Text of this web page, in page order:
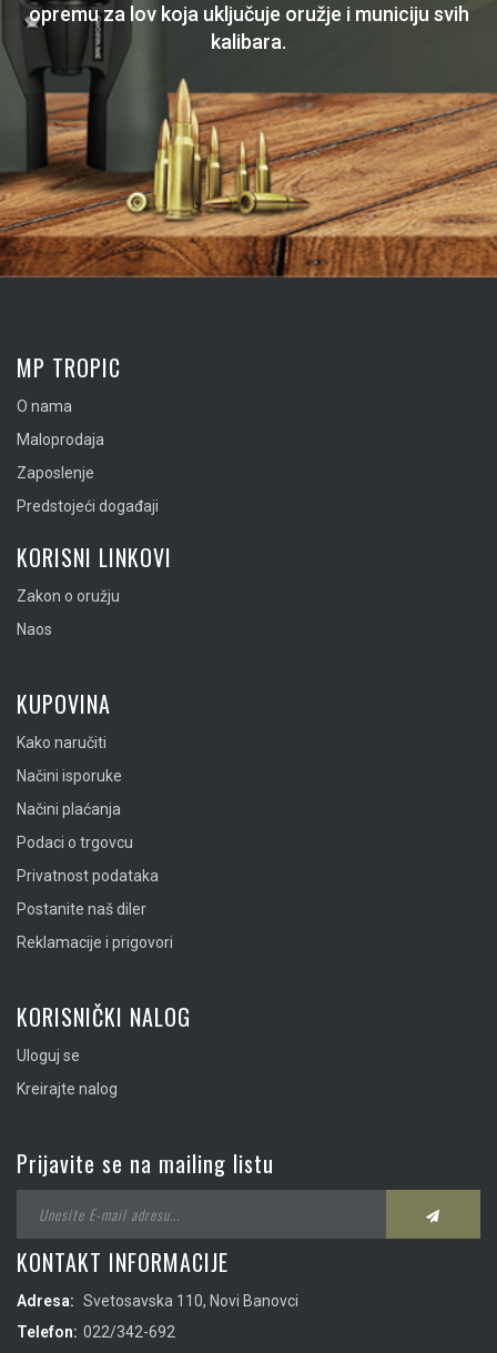
opremu za lov koja uključuje oružje i municiju svih
kalibara.
MP TROPIC
O nama
Maloprodaja
Zaposlenje
Predstojeći događaji
KORISNI LINKOVI
Zakon o oružju
Naos
KUPOVINA
Kako naručiti
Načini isporuke
Načini plaćanja
Podaci o trgovcu
Privatnost podataka
Postanite naš diler
Reklamacije i prigovori
KORISNIČKI NALOG
Uloguj se
Kreirajte nalog
Prijavite se na mailing listu
KONTAKT INFORMACIJE
Adresa: Svetosavska 110, Novi Banovci
Telefon: 022/342-692